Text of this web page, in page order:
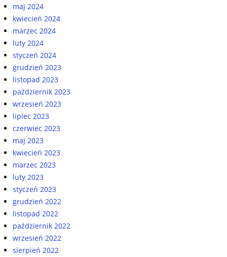
maj 2024
kwiecień 2024
marzec 2024
luty 2024
styczeń 2024
grudzień 2023
listopad 2023
październik 2023
wrzesień 2023
lipiec 2023
czerwiec 2023
maj 2023
kwiecień 2023
marzec 2023
luty 2023
styczeń 2023
grudzień 2022
listopad 2022
październik 2022
wrzesień 2022
sierpień 2022